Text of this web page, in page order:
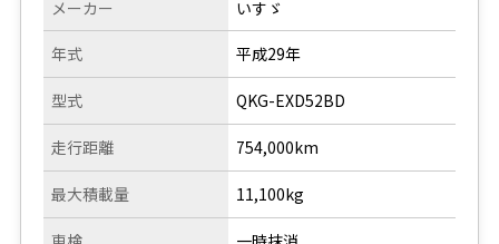
メーカー
年式
型式
走行距離
いすゞ
平成29年
QKG-EXD52BD
754,000km
最大積載量 11,100kg